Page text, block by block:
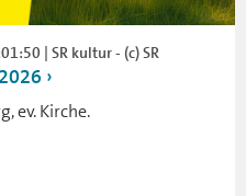
| SR kultur - (c) SR
ev. Kirche.